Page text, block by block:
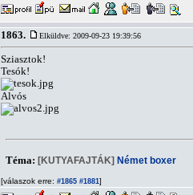
1863. Elküldve: 2009-09-23 19:39:56
Sziasztok!
Tesók!
Alvós
Téma: [KUTYAFAJTÁK] Német boxer
[válaszok erre: #1865 #1881]